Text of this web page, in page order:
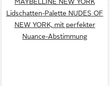
Lidschatten-Palette NUDES OF
NEW YORK, mit perfekter
Nuance-Abstimmung